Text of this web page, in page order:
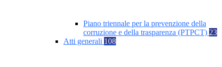
Piano triennale per la prevenzione della
corruzione e della trasparenza (PTPCT) 23
Atti generali 108